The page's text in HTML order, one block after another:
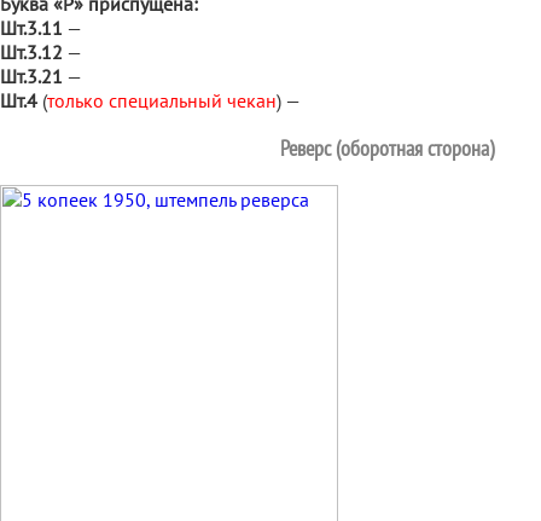
Шт.3.11 —
Шт.3.12 —
Шт.3.21 —
Шт.4 (только специальный чекан) —
Реверс (оборотная сторона)